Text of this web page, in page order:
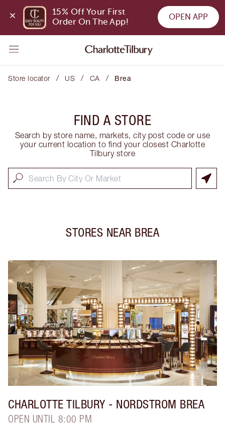
15% Off Your First
Order On The App!
OPEN APP
Store locator / US / CA / Brea
FIND A STORE
Search by store name, markets, city post code or use
your current location to find your closest Charlotte
Tilbury store
STORES NEAR BREA
CHARLOTTE TILBURY - NORDSTROM BREA
OPEN UNTIL 8:00 PM